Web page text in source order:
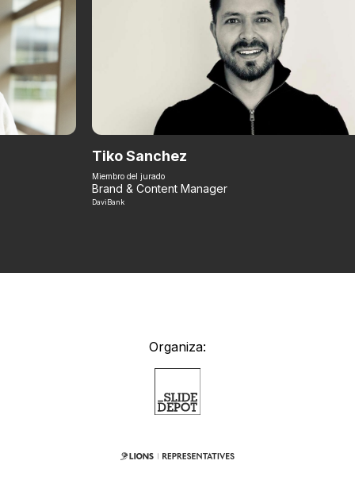
Tiko Sanchez
Miembro del jurado
Brand & Content Manager
DaviBank
Organiza: